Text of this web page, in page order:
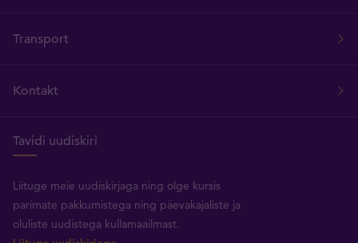
Transport
Kontakt
Tavidi uudiskiri
Liituge meie uudiskirjaga ning olge kursis
parimate pakkumistega ning päevakajaliste ja
oluliste uudistega kullamaailmast.